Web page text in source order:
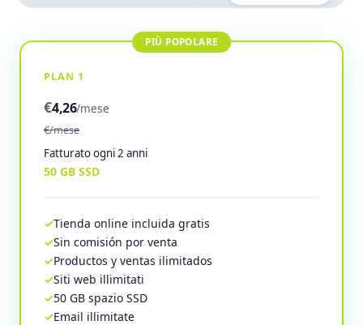
PLAN 1
€4,26/mese
€/mese
Fatturato ogni 2 anni
50 GB SSD
Tienda online incluida gratis
Sin comisión por venta
Productos y ventas ilimitados
Siti web illimitati
50 GB spazio SSD
Email illimitate